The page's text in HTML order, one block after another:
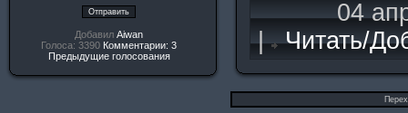
Добавил Aiwan
Голоса: 3390 Комментарии: 3
Предыдущие голосования
04
| Читать/